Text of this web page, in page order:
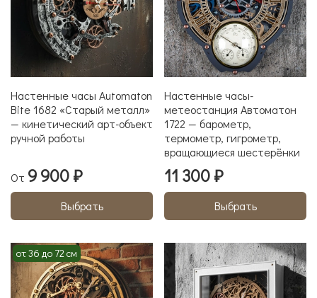
Настенные часы Automaton
Bite 1682 «Старый металл»
— кинетический арт-объект
ручной работы
От 9 900 ₽
Выбрать
Настенные часы-
метеостанция Автоматон
1722 — барометр,
термометр, гигрометр,
вращающиеся шестерёнки
11 300 ₽
Выбрать
от 36 до 72 см